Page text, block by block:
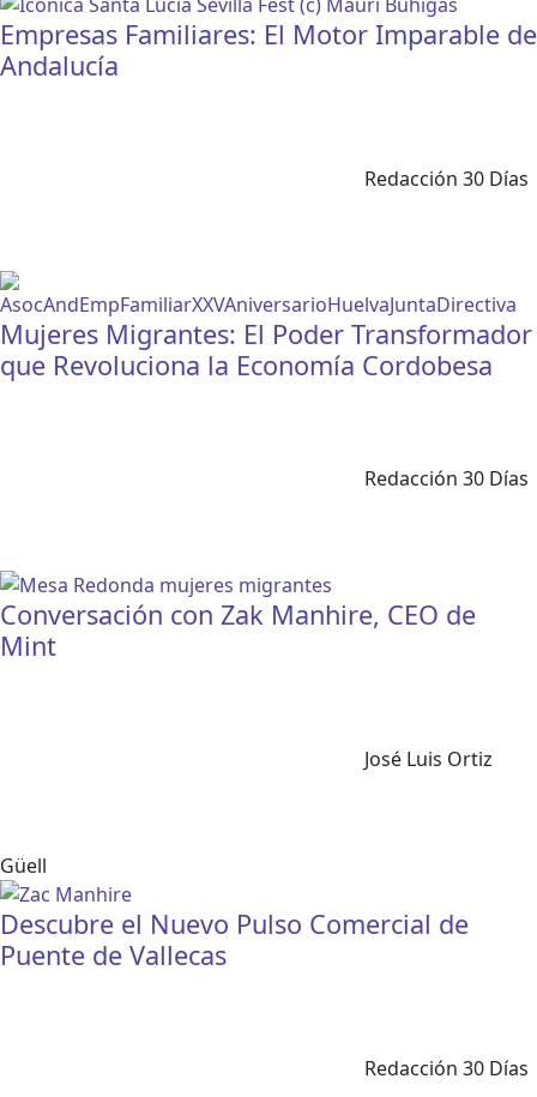
Empresas Familiares: El Motor Imparable de
Andalucía
Redacción 30 Días
Mujeres Migrantes: El Poder Transformador
que Revoluciona la Economía Cordobesa
Redacción 30 Días
Conversación con Zak Manhire, CEO de
Mint
José Luis Ortiz
Güell
Descubre el Nuevo Pulso Comercial de
Puente de Vallecas
Redacción 30 Días